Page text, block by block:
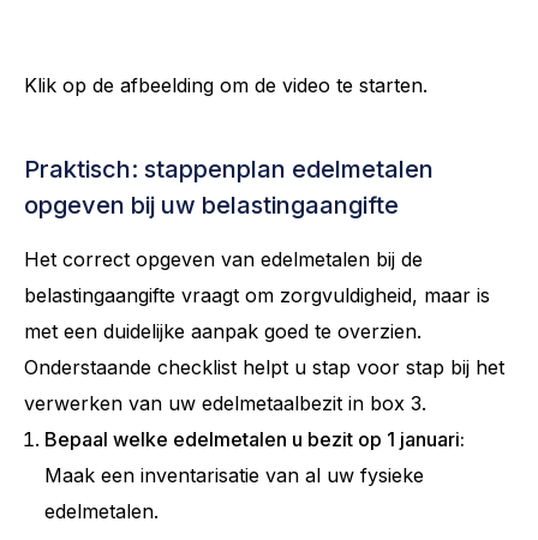
Klik op de afbeelding om de video te starten.
Praktisch: stappenplan edelmetalen
opgeven bij uw belastingaangifte
Het correct opgeven van edelmetalen bij de
belastingaangifte vraagt om zorgvuldigheid, maar is
met een duidelijke aanpak goed te overzien.
Onderstaande checklist helpt u stap voor stap bij het
verwerken van uw edelmetaalbezit in box 3.
Bepaal welke edelmetalen u bezit op 1 januari:
Maak een inventarisatie van al uw fysieke
edelmetalen.